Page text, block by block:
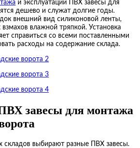
и эксплуатации ПВХ завесы для
дешево и служат долгие годы.
внешний вид силиконовой ленты,
влажной тряпкой. Установка
справиться со всеми поставленными
расходы на содержание склада.
завесы для монтажа
складов выбирают разные ПВХ завесы.